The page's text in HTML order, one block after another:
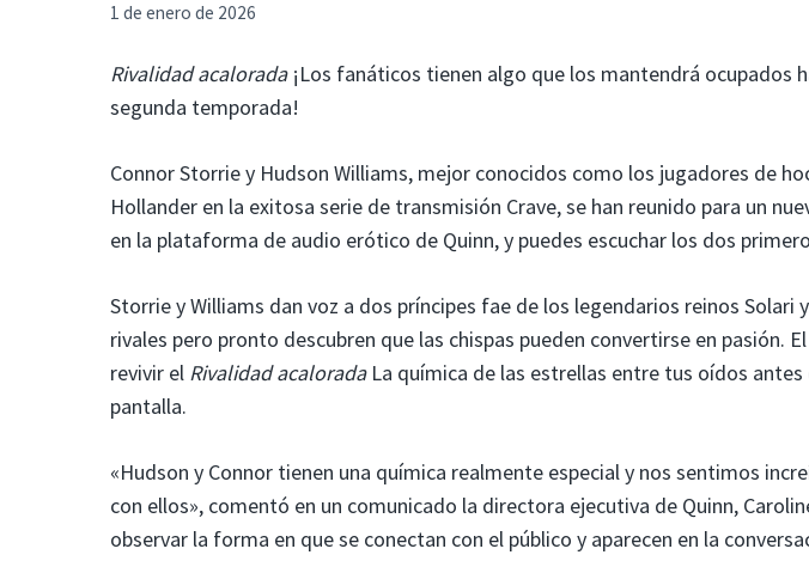
1 de enero de 2026
Rivalidad acalorada¡Los fanáticos tienen algo que los mantendrá ocupados
segunda temporada!
Connor Storrie y Hudson Williams, mejor conocidos como los jugadores de
Hollander en la exitosa serie de transmisión Crave, se han reunido para un
en la plataforma de audio erótico de Quinn, y puedes escuchar los dos
Storrie y Williams dan voz a dos príncipes fae de los legendarios reinos Solari
rivales pero pronto descubren que las chispas pueden convertirse en pasión.
revivir el Rivalidad acaloradaLa química de las estrellas entre tus oídos antes
pantalla.
«Hudson y Connor tienen una química realmente especial y nos sentimos
con ellos», comentó en un comunicado la directora ejecutiva de Quinn,
observar la forma en que se conectan con el público y aparecen en la